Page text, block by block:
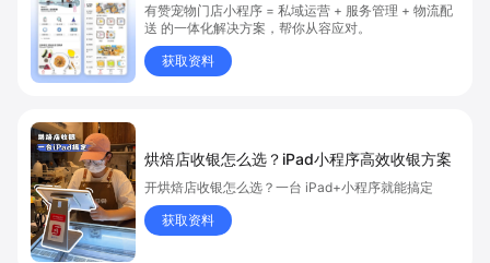
有赞宠物门店小程序 = 私域运营 + 服务管理 + 物流配
送 的一体化解决方案，帮你从容应对。
获取资料
烘焙店收银怎么选？iPad小程序高效收银方案
开烘焙店收银怎么选？一台 iPad+小程序就能搞定
获取资料